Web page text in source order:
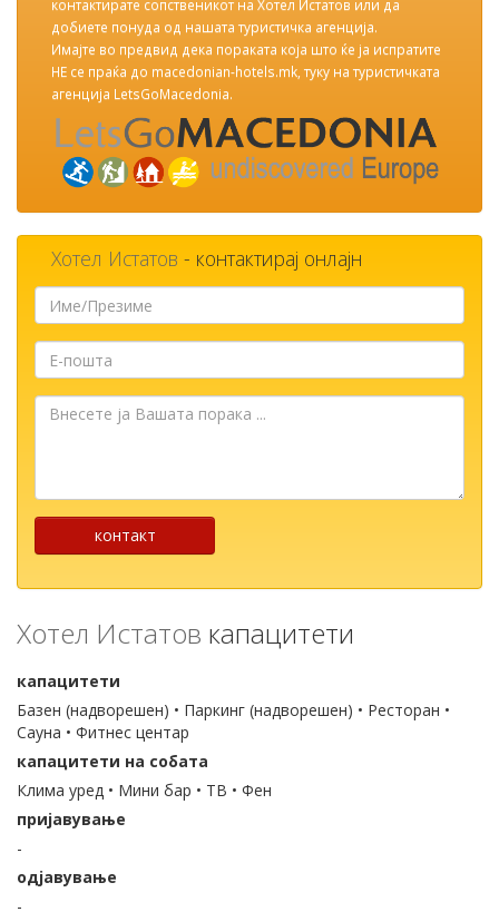
контактирате сопственикот на Хотел Истатов или да
добиете понуда од нашата туристичка агенција.
Имајте во предвид дека пораката која што ќе ја испратите
НЕ се праќа до macedonian-hotels.mk, туку на туристичката
агенција LetsGoMacedonia.
Хотел Истатов - контактирај онлајн
Име/
Презиме
пошта
Внесете
контакт
Хотел Истатов капацитети
капацитети
Базен (надворешен) • Паркинг (надворешен) • Ресторан •
Сауна • Фитнес центар
капацитети на собата
Клима уред • Мини бар • ТВ • Фен
пријавување
-
одјавување
-